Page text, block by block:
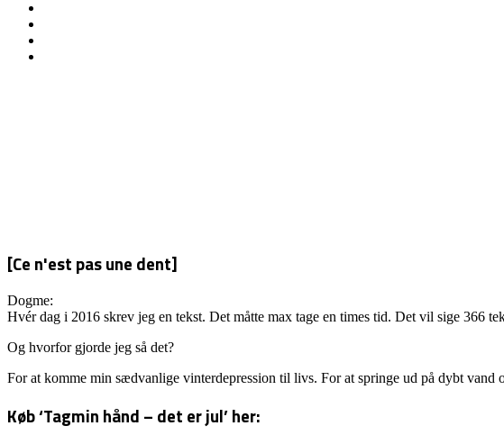
[Ce n'est pas une dent]
Dogme:
Hvér dag i 2016 skrev jeg en tekst. Det måtte max tage en times tid. Det vil sige 366
Og hvorfor gjorde jeg så det?
For at komme min sædvanlige vinterdepression til livs. For at springe ud på dybt vand
Køb ‘Tagmin hånd – det er jul’ her: